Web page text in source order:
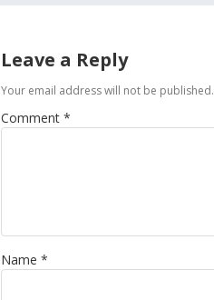
Leave a Reply
Your email address will not be published.
Comment *
Name *